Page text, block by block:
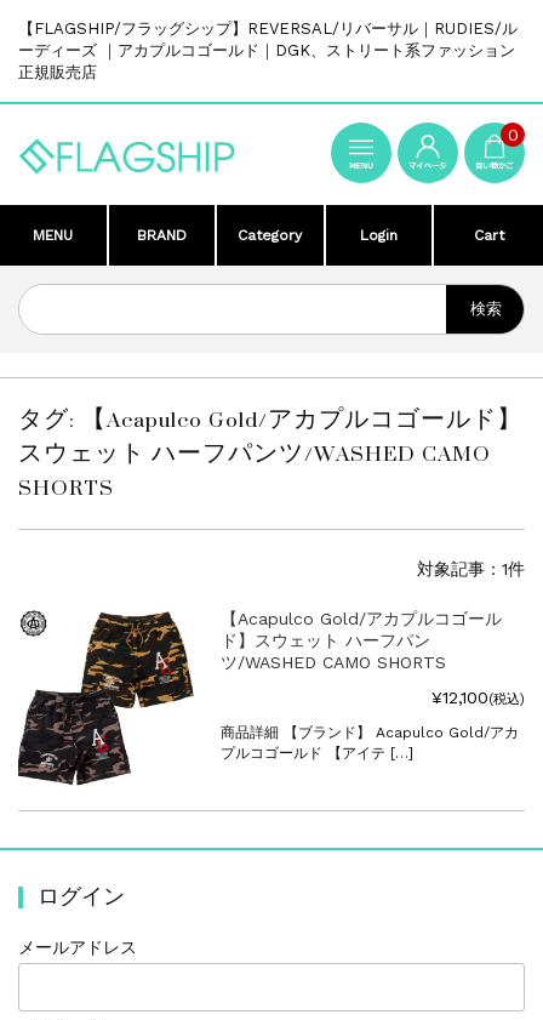
【FLAGSHIP/フラッグシップ】REVERSAL/リバーサル｜RUDIES/ル
ーディーズ ｜アカプルコゴールド｜DGK、ストリート系ファッション
正規販売店
0
MENU BRAND Category Login Cart
タグ: 【Acapulco Gold/アカプルコゴールド】
スウェット ハーフパンツ/WASHED CAMO
SHORTS
対象記事：1件
【Acapulco Gold/アカプルコゴール
ド】スウェット ハーフパン
ツ/WASHED CAMO SHORTS
¥12,100(税込)
商品詳細 【ブランド】 Acapulco Gold/アカ
プルコゴールド 【アイテ […]
ログイン
メールアドレス